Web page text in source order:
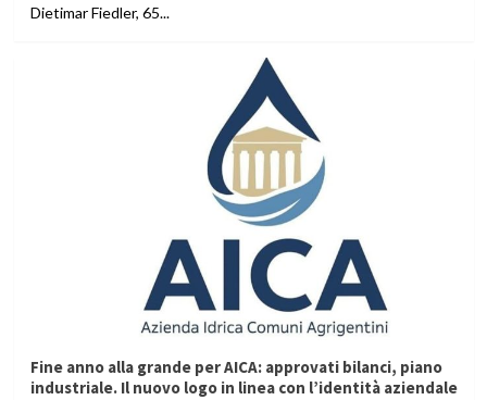
Dietimar Fiedler, 65...
Fine anno alla grande per AICA: approvati bilanci, piano
industriale. Il nuovo logo in linea con l’identità aziendale